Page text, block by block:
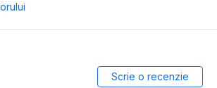
Scrie o recenzie